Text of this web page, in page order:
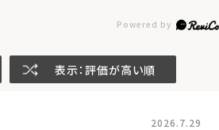
表示：評価が高い順
2026.7.29